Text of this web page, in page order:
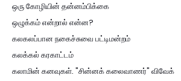
ஒரு கோழியின் தன்னம்பிக்கை
ஒழுக்கம் என்றால் என்ன?
கலகலப்பான நகைச்சுவை பட்டிமன்றம்
கலக்கல் கரகாட்டம்
கலாமின் கனவுகள். "சின்னக் கலைவாணர்" விவேக்